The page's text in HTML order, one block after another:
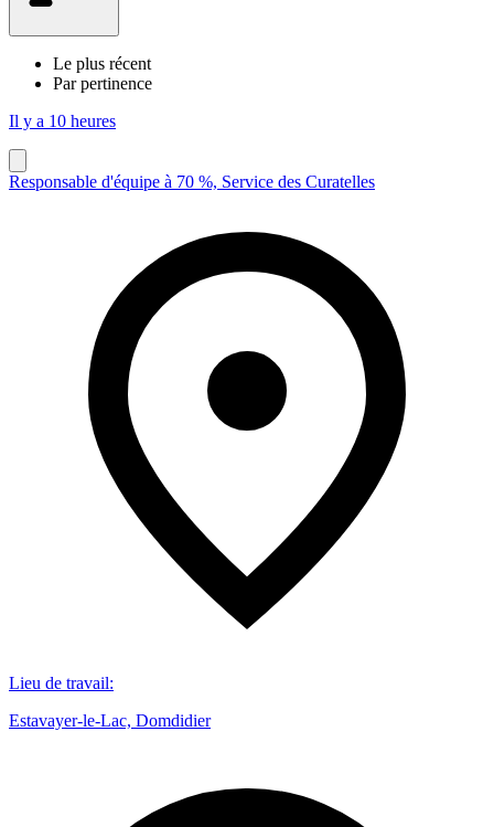
Le plus récent
Par pertinence
Il y a 10 heures
Responsable d'équipe à 70 %, Service des Curatelles
Lieu de travail:
Estavayer-le-Lac, Domdidier